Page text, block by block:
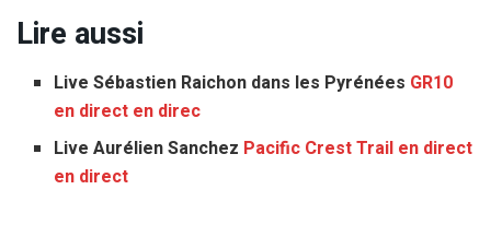
Lire aussi
Live Sébastien Raichon dans les Pyrénées GR10
en direct en direc
Live Aurélien Sanchez Pacific Crest Trail en direct
en direct